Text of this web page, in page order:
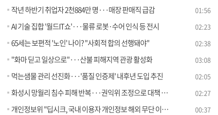
작년 하반기 취업자 2천884만 명···매장 판매직 급감 01:56
AI 기술 집합 '월드IT쇼'···물류 로봇·수어 인식 등 전시 02:23
65세는 보편적 '노인' 나이? "사회적 합의 선행돼야" 02:38
"화마 딛고 일상으로"···산불 피해지역 관광 활성화 03:08
먹는샘물 관리 선진화···'품질 인증제' 내후년 도입 추진 02:05
화성시 망월리 침수 피해 반복···권익위 조정으로 대책 마련 02:27
개인정보위 "딥시크, 국내 이용자 개인정보 해외 무단 이전" 00:37